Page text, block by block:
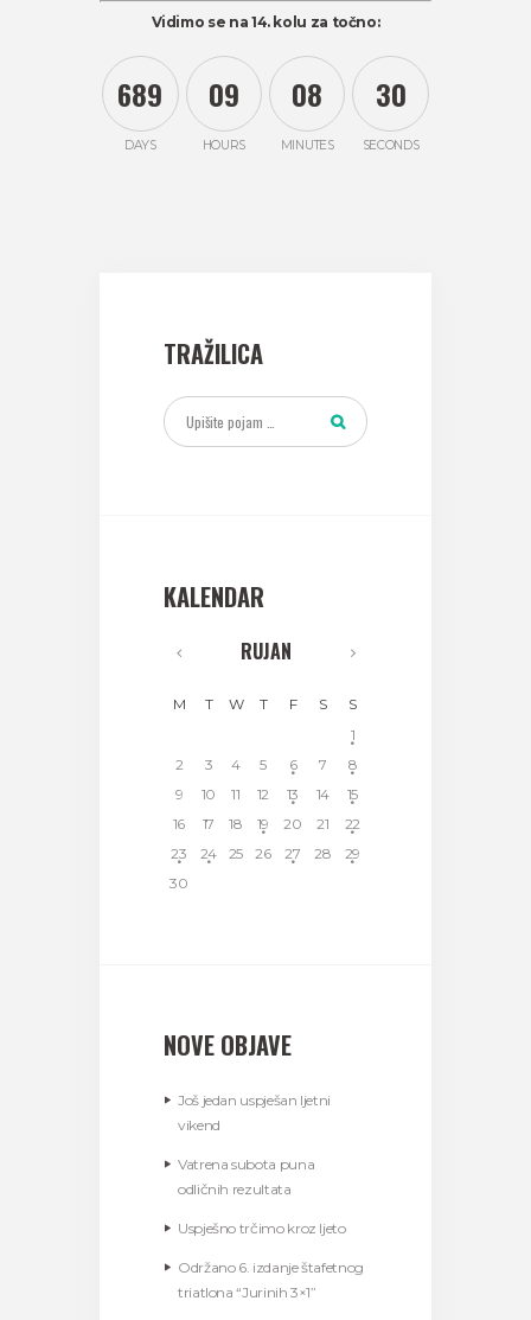
Vidimo se na 14. kolu za točno:
689
DAYS
09
HOURS
08
MINUTES
30
SECONDS
TRAŽILICA
KALENDAR
RUJAN
M T W T F S
S
1
2
3 4 5 6 7
8
9
10 11 12 13 14
15
16
17 18 19 20 21
22
23
24 25 26 27 28
29
30
NOVE OBJAVE
Još jedan uspješan ljetni
vikend
Vatrena subota puna
odličnih rezultata
Uspješno trčimo kroz ljeto
Održano 6. izdanje štafetnog
triatlona “Jurinih 3×1”